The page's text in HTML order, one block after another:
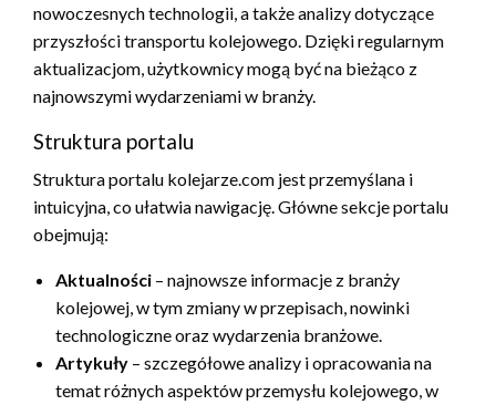
nowoczesnych technologii, a także analizy dotyczące
przyszłości transportu kolejowego. Dzięki regularnym
aktualizacjom, użytkownicy mogą być na bieżąco z
najnowszymi wydarzeniami w branży.
Struktura portalu
Struktura portalu kolejarze.com jest przemyślana i
intuicyjna, co ułatwia nawigację. Główne sekcje portalu
obejmują:
Aktualności – najnowsze informacje z branży
kolejowej, w tym zmiany w przepisach, nowinki
technologiczne oraz wydarzenia branżowe.
Artykuły – szczegółowe analizy i opracowania na
temat różnych aspektów przemysłu kolejowego, w